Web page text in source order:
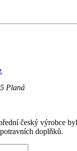
Planá
český výrobce
doplňků.